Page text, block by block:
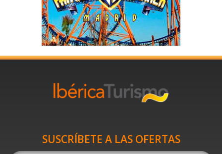
SUSCRÍBETE A LAS OFERTAS